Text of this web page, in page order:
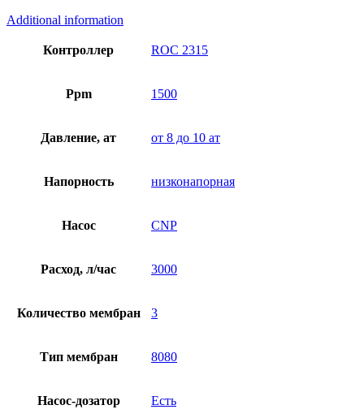
Additional information
Контроллер ROC 2315
Ppm 1500
Давление, ат от 8 до 10 ат
Напорность низконапорная
Насос CNP
Расход, л/час 3000
Количество мембран 3
Тип мембран 8080
Насос-дозатор Есть